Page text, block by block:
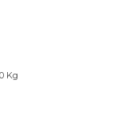
Kg